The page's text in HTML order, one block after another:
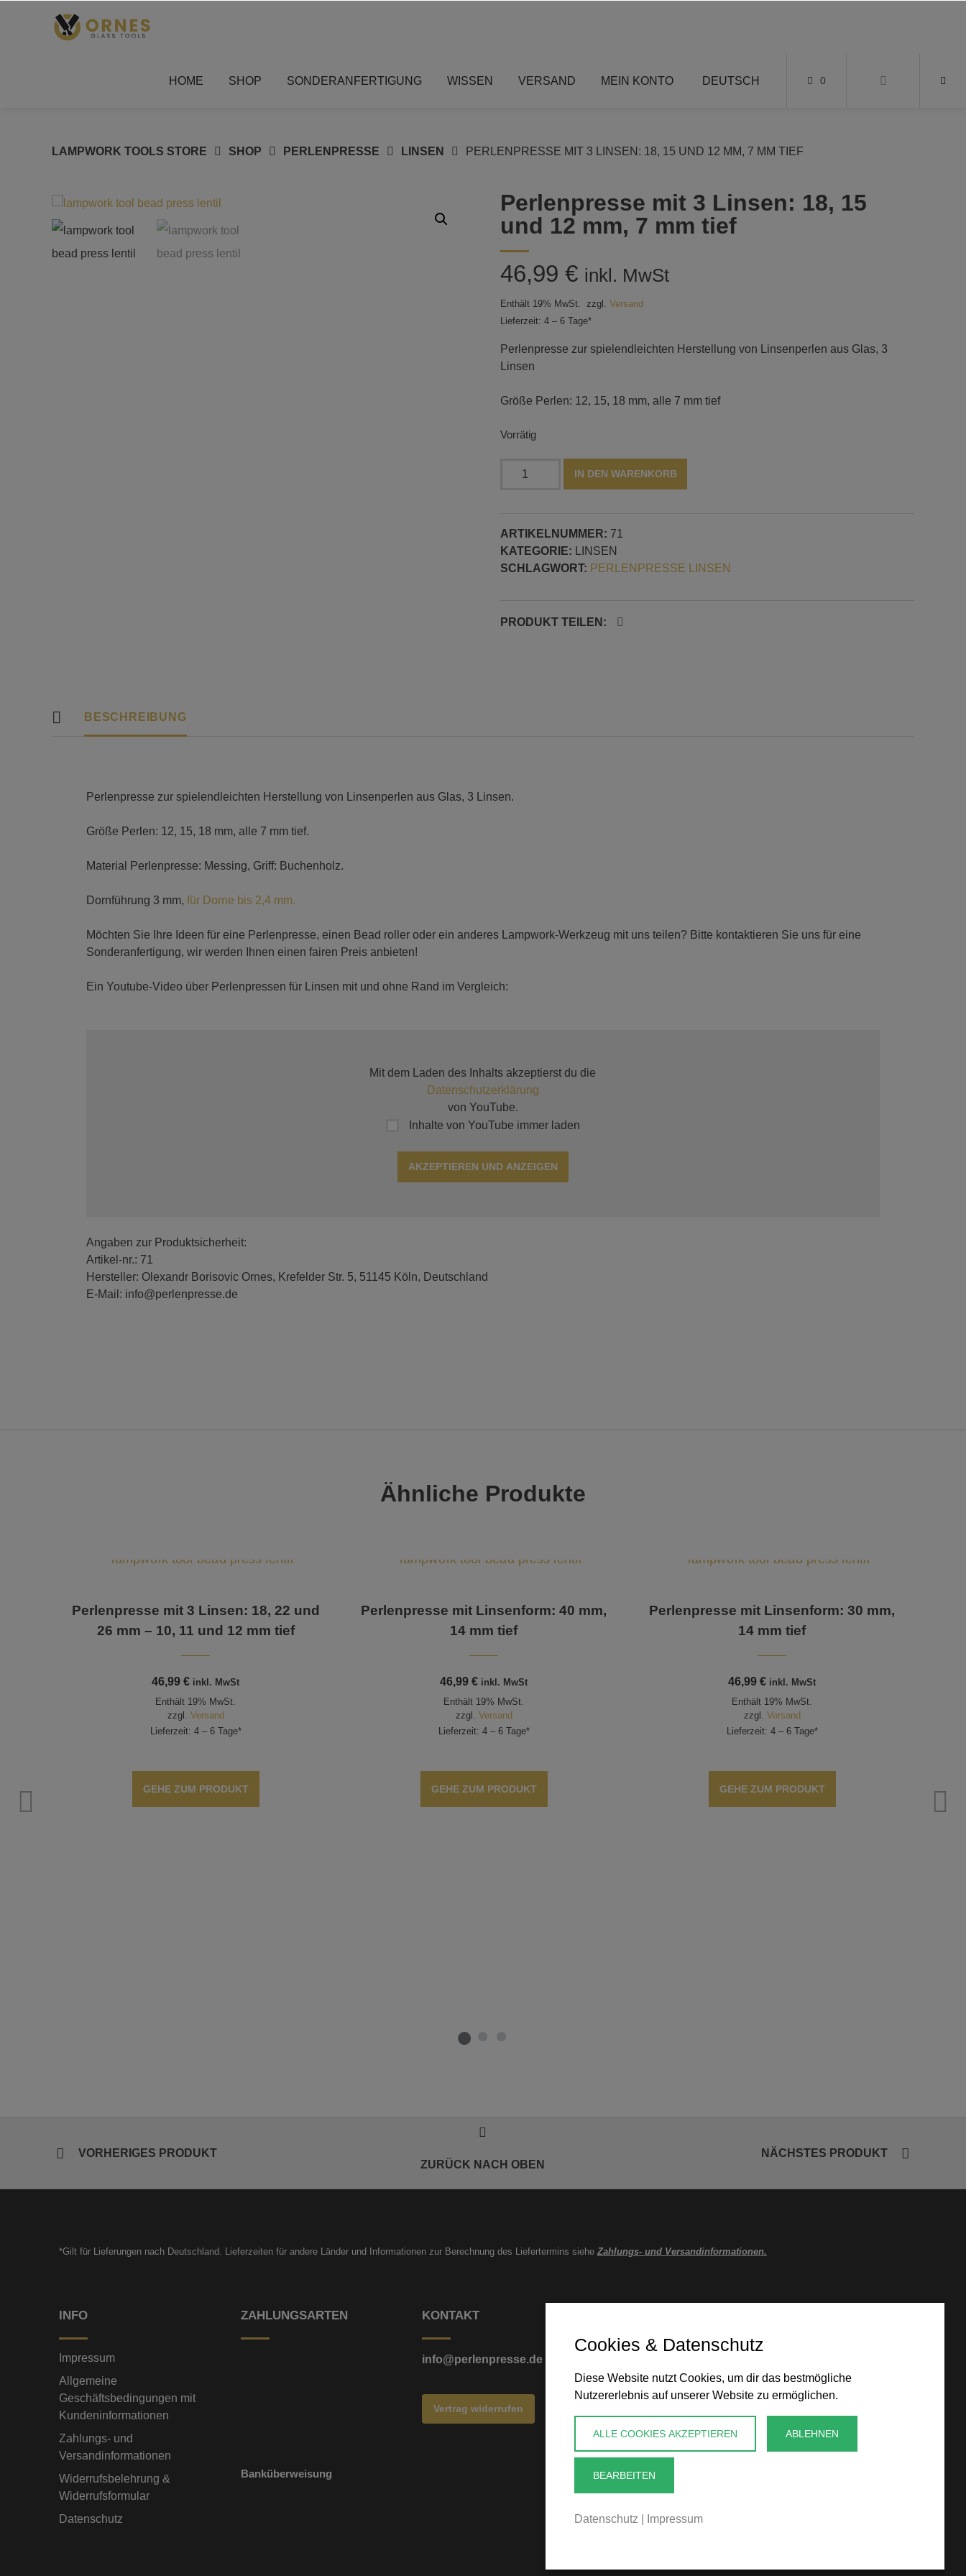
HOME SHOP SONDERANFERTIGUNG WISSEN VERSAND MEIN KONTO DEUTSCH 0
LAMPWORK TOOLS STORE SHOP PERLENPRESSE LINSEN PERLENPRESSE MIT 3 LINSEN: 18, 15 UND 12 MM, 7 MM TIEF
Perlenpresse mit 3 Linsen: 18, 15
und 12 mm, 7 mm tief
46,99 € inkl. MwSt
Enthält 19% MwSt. zzgl. Versand
Lieferzeit: 4 – 6 Tage*
Perlenpresse zur spielendleichten Herstellung von Linsenperlen aus Glas, 3
Linsen
Größe Perlen: 12, 15, 18 mm, alle 7 mm tief
Vorrätig
18,
15
und
7
IN DEN WARENKORB
ARTIKELNUMMER: 71
KATEGORIE:
LINSEN
SCHLAGWORT: PERLENPRESSE LINSEN
PRODUKT TEILEN:
BESCHREIBUNG
Perlenpresse zur spielendleichten Herstellung von Linsenperlen aus Glas, 3 Linsen.
Größe Perlen: 12, 15, 18 mm, alle 7 mm tief.
Material Perlenpresse: Messing, Griff: Buchenholz.
Dornführung 3 mm, für Dorne bis 2,4 mm.
Möchten Sie Ihre Ideen für eine Perlenpresse, einen Bead roller oder ein anderes Lampwork-Werkzeug mit uns teilen? Bitte kontaktieren Sie uns für eine
Sonderanfertigung, wir werden Ihnen einen fairen Preis anbieten!
Ein Youtube-Video über Perlenpressen für Linsen mit und ohne Rand im Vergleich:
Mit dem Laden des Inhalts akzeptierst du die
Datenschutzerklärung
von YouTube.
Inhalte von YouTube immer laden
AKZEPTIEREN UND ANZEIGEN
Angaben zur Produktsicherheit:
Artikel-nr.: 71
Hersteller: Olexandr Borisovic Ornes, Krefelder Str. 5, 51145 Köln, Deutschland
E-Mail: info@perlenpresse.de
Ähnliche Produkte
14,
Perlenpresse mit 3 Linsen: 18, 22 und
26 mm – 10, 11 und 12 mm tief
46,99€ inkl. MwSt
Enthält 19% MwSt.
zzgl. Versand
Lieferzeit: 4 – 6 Tage*
GEHE ZUM PRODUKT
Perlenpresse mit Linsenform: 40 mm,
14 mm tief
46,99€ inkl. MwSt
Enthält 19% MwSt.
zzgl. Versand
Lieferzeit: 4 – 6 Tage*
GEHE ZUM PRODUKT
Perlenpresse mit Linsenform: 30 mm,
14 mm tief
46,99€ inkl. MwSt
Enthält 19% MwSt.
zzgl. Versand
Lieferzeit: 4 – 6 Tage*
GEHE ZUM PRODUKT
VORHERIGES PRODUKT
NÄCHSTES PRODUKT
ZURÜCK NACH OBEN
*Gilt für Lieferungen nach Deutschland. Lieferzeiten für andere Länder und Informationen zur Berechnung des Liefertermins siehe Zahlungs- und Versandinformationen.
INFO
Impressum
Allgemeine
Geschäftsbedingungen mit
Kundeninformationen
Zahlungs- und
Versandinformationen
Widerrufsbelehrung &
Widerrufsformular
Datenschutz
ZAHLUNGSARTEN
Banküberweisung
KONTAKT
info@perlenpresse.de
Vertrag widerrufen
Cookies & Datenschutz
Diese Website nutzt Cookies, um dir das bestmögliche
Nutzererlebnis auf unserer Website zu ermöglichen.
ALLE COOKIES AKZEPTIEREN ABLEHNEN
BEARBEITEN
Datenschutz Impressum